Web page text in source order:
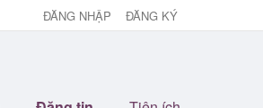
ĐĂNG NHẬP ĐĂNG KÝ